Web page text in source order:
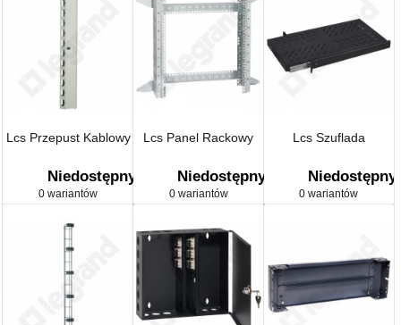
Lcs Przepust Kablowy
Niedostępny
0 wariantów
Lcs Panel Rackowy
Niedostępny
0 wariantów
Lcs Szuflada
Niedostępny
0 wariantów